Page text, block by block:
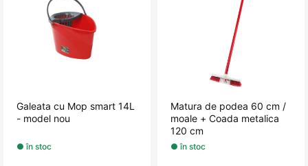
Galeata cu Mop smart 14L
- model nou
● în stoc
Matura de podea 60 cm /
moale + Coada metalica
120 cm
● în stoc